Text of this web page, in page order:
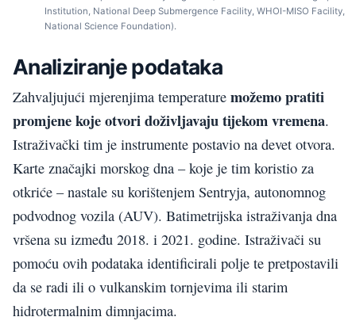
Institution, National Deep Submergence Facility, WHOI-MISO Facility,
National Science Foundation).
Analiziranje podataka
Zahvaljujući mjerenjima temperature možemo pratiti
promjene koje otvori doživljavaju tijekom vremena.
Istraživački tim je instrumente postavio na devet otvora.
Karte značajki morskog dna – koje je tim koristio za
otkriće – nastale su korištenjem Sentryja, autonomnog
podvodnog vozila (AUV). Batimetrijska istraživanja dna
vršena su između 2018. i 2021. godine. Istraživači su
pomoću ovih podataka identificirali polje te pretpostavili
da se radi ili o vulkanskim tornjevima ili starim
hidrotermalnim dimnjacima.